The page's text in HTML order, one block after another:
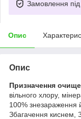
Замовлення
Опис
Опис
Призначення
вільного хлору,
100% знезараження
Збагачення